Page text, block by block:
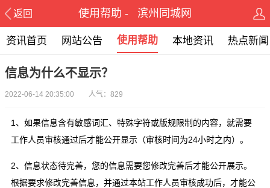
返回 使用帮助 - 滨州同城网
资讯首页 网站公告 使用帮助 本地资讯 热点新闻
信息为什么不显示？
2022-06-14 20:35:00 人气：829
1、如果信息含有敏感词汇、特殊字符或版规限制的内容，就需要
工作人员审核通过后才能公开显示（审核时间为24小时之内）。
2、信息状态待完善，您的信息需要您修改完善后才能公开展示。
根据要求修改完善信息，并通过本站工作人员审核成功后，才能公